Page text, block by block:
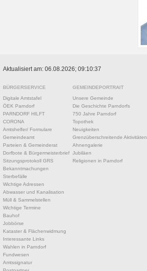
Aktualisiert am: 06.08.2026; 09:10:37
BÜRGERSERVICE
Digitale Amtstafel
ÖEK Parndorf
PARNDORF HILFT
CORONA
Amtshelfer/ Formulare
Gemeindeamt
Parteien & Gemeinderat
Dorfbote & Bürgermeisterbrief
Sitzungsprotokoll GRS
Bekanntmachungen
Sterbefälle
Wichtige Adressen
Abwasser und Kanalisation
Müll & Sammelstellen
Wichtige Termine
Bauhof
Jobbörse
Kataster & Flächenwidmung
Interessante Links
Wahlen in Parndorf
Fundwesen
Amtssignatur
GEMEINDEPORTRAIT
Unsere Gemeinde
Die Geschichte Parndorfs
750 Jahre Parndorf
Topothek
Neuigkeiten
Grenzüberschreitende Aktivitäten
Ahnengalerie
Jubiläen
Religionen in Parndorf